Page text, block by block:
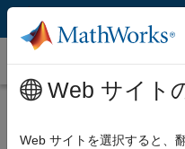
コンテンツへスキップ
チートシート
Web サイト
Web サイトを選択すると、